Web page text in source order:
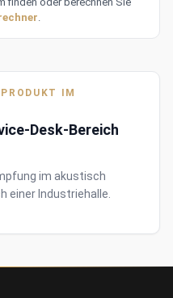
.
IM
Desk-Bereich
im akustisch
einer Industriehalle.